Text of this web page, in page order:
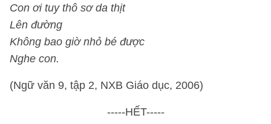
Con ơi tuy thô sơ da thịt
Lên đường
Không bao giờ nhỏ bé được
Nghe con.
(Ngữ văn 9, tập 2, NXB Giáo dục, 2006)
-----HẾT-----